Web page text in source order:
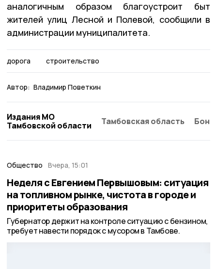
аналогичным образом благоустроит быт
жителей улиц Лесной и Полевой, сообщили в
администрации муниципалитета.
дорога строительство
Автор: Владимир Поветкин
Издания МО
Тамбовской области
Тамбовская область
Общество Вчера, 15:01
Неделя с Евгением Первышовым: ситуация
на топливном рынке, чистота в городе и
приоритеты образования
Губернатор держит на контроле ситуацию с бензином,
требует навести порядок с мусором в Тамбове.